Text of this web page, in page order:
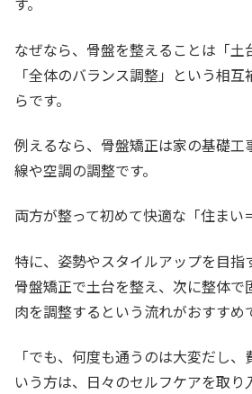
なぜなら、骨盤を整えることは「土
「全体のバランス調整」という相
らです。
例えるなら、骨盤矯正は家の基礎工
線や空調の調整です。
両方が整って初めて快適な「住まい
特に、姿勢やスタイルアップを目指
骨盤矯正で土台を整え、次に整体で
肉を調整するという流れがおすすめ
「でも、何度も通うのは大変だし
いう方は、日々のセルフケアを取